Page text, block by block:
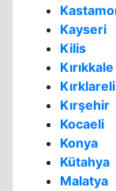
Kayseri
Kilis
Kırıkkale
Kırklareli
Kırşehir
Kocaeli
Konya
Kütahya
Malatya